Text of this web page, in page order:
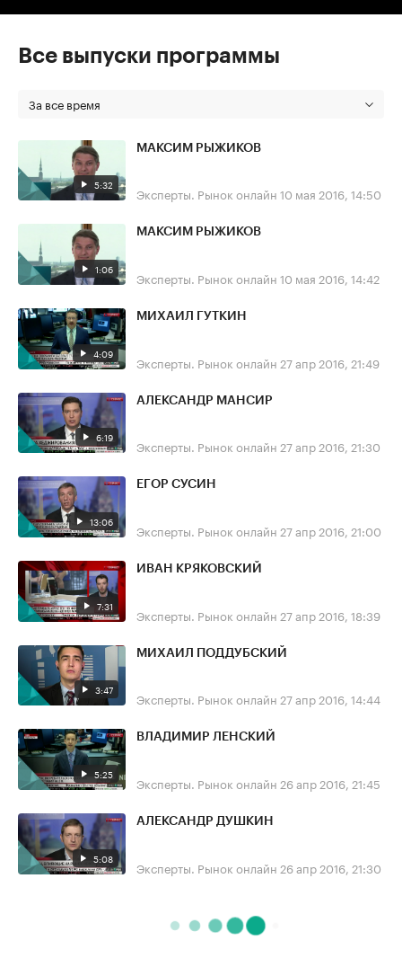
Все выпуски программы
За все время
5:32
МАКСИМ РЫЖИКОВ
Эксперты. Рынок онлайн 10 мая 2016, 14:50
1:06
МАКСИМ РЫЖИКОВ
Эксперты. Рынок онлайн 10 мая 2016, 14:42
4:09
МИХАИЛ ГУТКИН
Эксперты. Рынок онлайн 27 апр 2016, 21:49
6:19
АЛЕКСАНДР МАНСИР
Эксперты. Рынок онлайн 27 апр 2016, 21:30
13:06
ЕГОР СУСИН
Эксперты. Рынок онлайн 27 апр 2016, 21:00
7:31
ИВАН КРЯКОВСКИЙ
Эксперты. Рынок онлайн 27 апр 2016, 18:39
3:47
МИХАИЛ ПОДДУБСКИЙ
Эксперты. Рынок онлайн 27 апр 2016, 14:44
5:25
ВЛАДИМИР ЛЕНСКИЙ
Эксперты. Рынок онлайн 26 апр 2016, 21:45
5:08
АЛЕКСАНДР ДУШКИН
Эксперты. Рынок онлайн 26 апр 2016, 21:30